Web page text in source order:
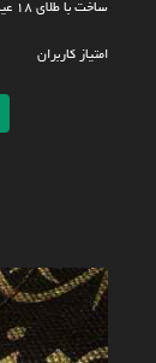
ساخت با طلای ۱۸ عیار
امتیاز کاربران